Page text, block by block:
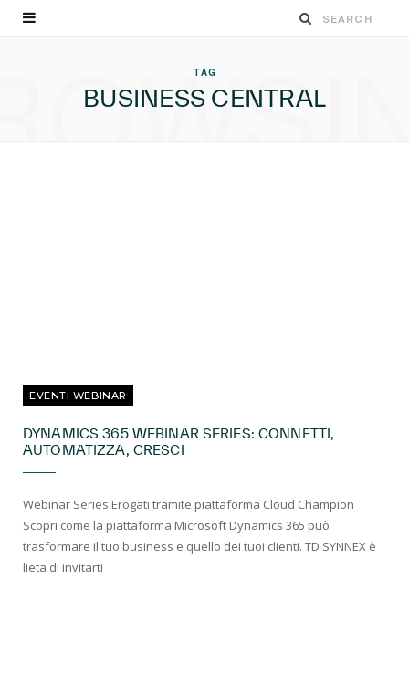
TAG
BUSINESS CENTRAL
EVENTI WEBINAR
DYNAMICS 365 WEBINAR SERIES: CONNETTI,
AUTOMATIZZA, CRESCI
Webinar Series Erogati tramite piattaforma Cloud Champion
Scopri come la piattaforma Microsoft Dynamics 365 può
trasformare il tuo business e quello dei tuoi clienti. TD SYNNEX è
lieta di invitarti